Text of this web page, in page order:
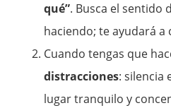
qué”. Busca el sentido
haciendo; te ayudará
Cuando tengas que
distracciones: silencia
lugar tranquilo y